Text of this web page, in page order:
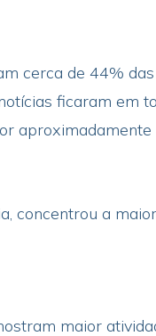
cerca de 44%
ficaram em
concentrou a
maior